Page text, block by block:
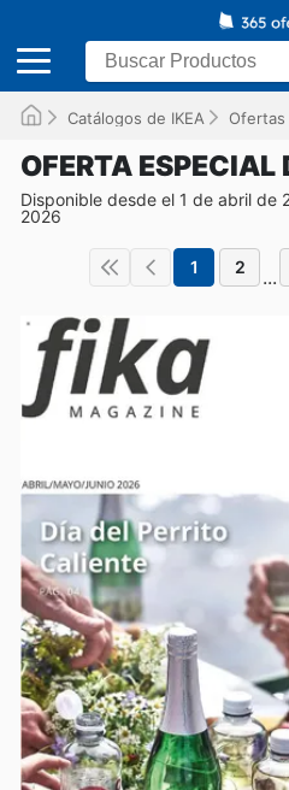
Catálogos de IKEA Ofertas
OFERTA ESPECIAL
Disponible desde el 1 de abril de
2026
1 2 ...